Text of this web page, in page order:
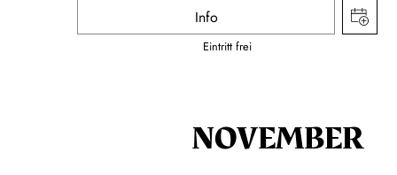
Info
Eintritt frei
NOVEMBER